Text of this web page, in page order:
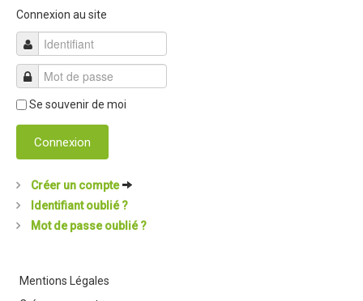
Connexion au site
Se souvenir de moi
Connexion
Créer un compte
Identifiant oublié ?
Mot de passe oublié ?
Mentions Légales